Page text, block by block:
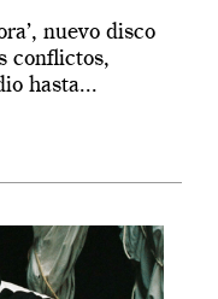
nuevo disco
conflictos,
hasta...